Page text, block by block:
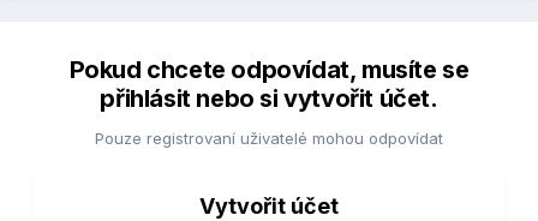
Pokud chcete odpovídat, musíte se
přihlásit nebo si vytvořit účet.
Pouze registrovaní uživatelé mohou odpovídat
Vytvořit účet